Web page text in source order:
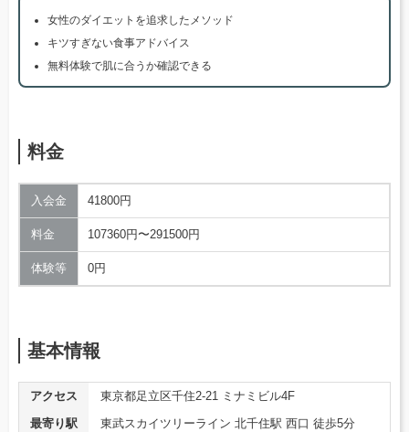
女性のダイエットを追求したメソッド
キツすぎない食事アドバイス
無料体験で肌に合うか確認できる
料金
入会金 41800円
料金 107360円〜291500円
体験等 0円
基本情報
アクセス
東京都足立区千住2-21 ミナミビル4F
最寄り駅
東武スカイツリーライン 北千住駅 西口 徒歩5分